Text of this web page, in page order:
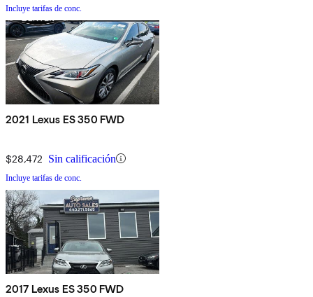
Incluye tarifas de conc.
2021 Lexus ES 350 FWD
$28,472 Sin calificación
Incluye tarifas de conc.
2017 Lexus ES 350 FWD